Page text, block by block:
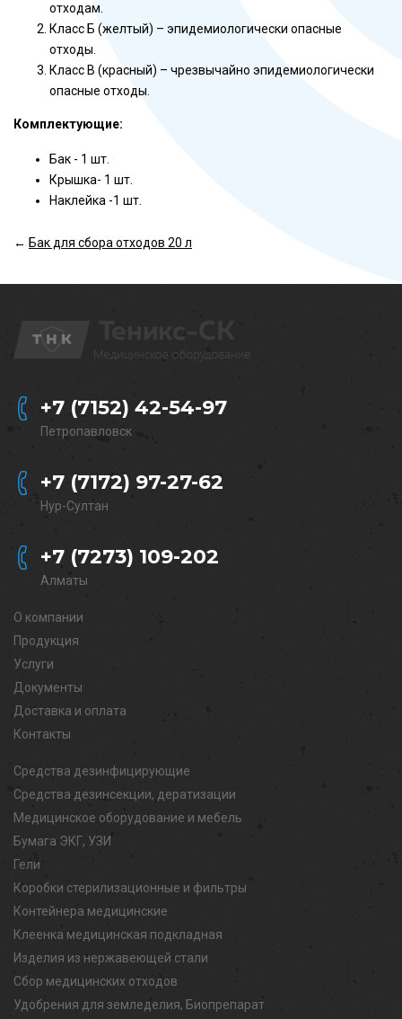
отходам.
Класс Б (желтый) – эпидемиологически опасные
отходы.
Класс В (красный) – чрезвычайно эпидемиологически
опасные отходы.
Комплектующие:
Бак - 1 шт.
Крышка- 1 шт.
Наклейка -1 шт.
← Бак для сбора отходов 20 л
+7 (7152) 42-54-97
Петропавловск
+7 (7172) 97-27-62
Нур-Султан
+7 (7273) 109-202
Алматы
О компании
Продукция
Услуги
Документы
Доставка и оплата
Контакты
Средства дезинфицирующие
Средства дезинсекции, дератизации
Медицинское оборудование и мебель
Бумага ЭКГ, УЗИ
Гели
Коробки стерилизационные и фильтры
Контейнера медицинские
Клеенка медицинская подкладная
Изделия из нержавеющей стали
Сбор медицинских отходов
Удобрения для земледелия, Биопрепарат